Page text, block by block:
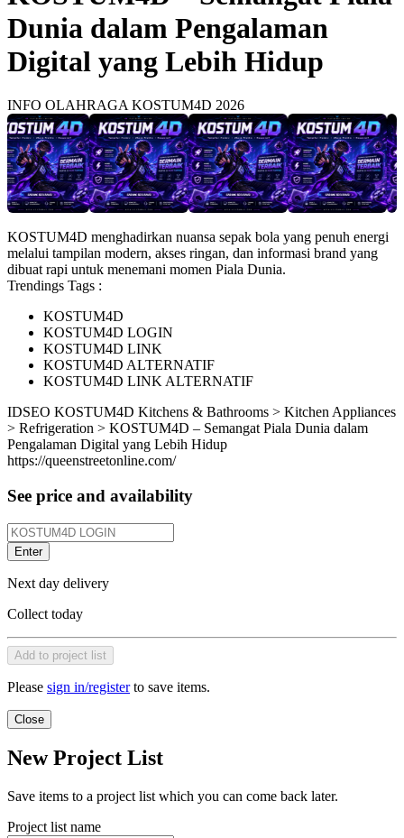
Dunia dalam Pengalaman
Digital yang Lebih Hidup
INFO OLAHRAGA KOSTUM4D 2026
KOSTUM4D menghadirkan nuansa sepak bola yang penuh energi
melalui tampilan modern, akses ringan, dan informasi brand yang
dibuat rapi untuk menemani momen Piala Dunia.
Trendings Tags :
KOSTUM4D
KOSTUM4D LOGIN
KOSTUM4D LINK
KOSTUM4D ALTERNATIF
KOSTUM4D LINK ALTERNATIF
IDSEO KOSTUM4D Kitchens & Bathrooms > Kitchen Appliances
> Refrigeration > KOSTUM4D – Semangat Piala Dunia dalam
Pengalaman Digital yang Lebih Hidup
https://queenstreetonline.com/
See price and availability
Enter
Next day delivery
Collect today
Add to project list
Please sign in/registerto save items.
Close
New Project List
Save items to a project list which you can come back later.
Project list name